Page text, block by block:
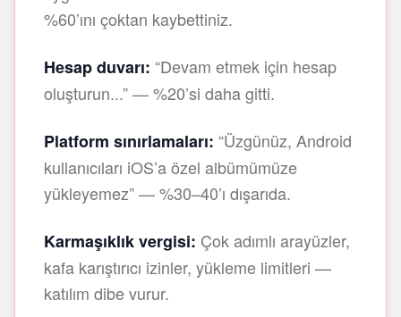
%60’ını çoktan kaybettiniz.
Hesap duvarı: “Devam etmek için hesap
oluşturun...” — %20’si daha gitti.
Platform sınırlamaları: “Üzgünüz, Android
kullanıcıları iOS’a özel albümümüze
yükleyemez” — %30–40’ı dışarıda.
Karmaşıklık vergisi: Çok adımlı arayüzler,
kafa karıştırıcı izinler, yükleme limitleri —
katılım dibe vurur.